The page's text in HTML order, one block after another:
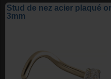
Stud de nez acier plaqué
3mm